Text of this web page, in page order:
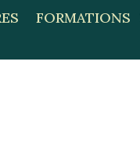
FORMATIONS